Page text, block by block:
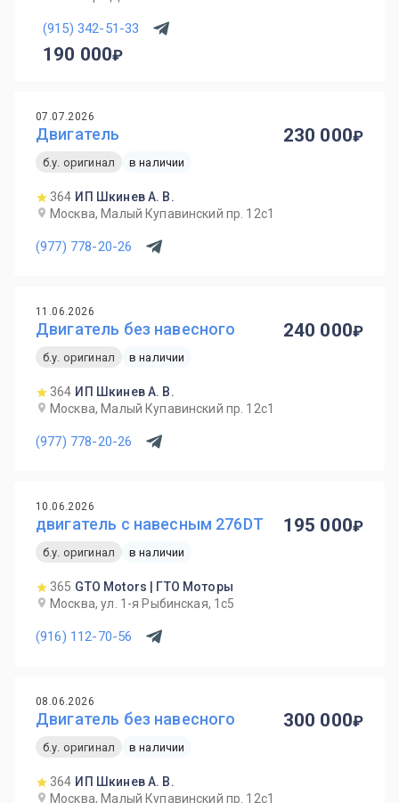
(915) 342-51-33
190 000
07.07.2026
Двигатель
б.у. оригинал в наличии
364 ИП Шкинев А. В.
Москва, Малый Купавинский пр. 12с1
(977) 778-20-26
230 000
11.06.2026
Двигатель без навесного
б.у. оригинал в наличии
364 ИП Шкинев А. В.
Москва, Малый Купавинский пр. 12с1
(977) 778-20-26
240 000
10.06.2026
двигатель с навесным 276DT
б.у. оригинал в наличии
365 GTO Motors | ГТО Моторы
Москва, ул. 1-я Рыбинская, 1с5
(916) 112-70-56
195 000
08.06.2026
Двигатель без навесного
б.у. оригинал в наличии
364 ИП Шкинев А. В.
Москва, Малый Купавинский пр. 12с1
300 000